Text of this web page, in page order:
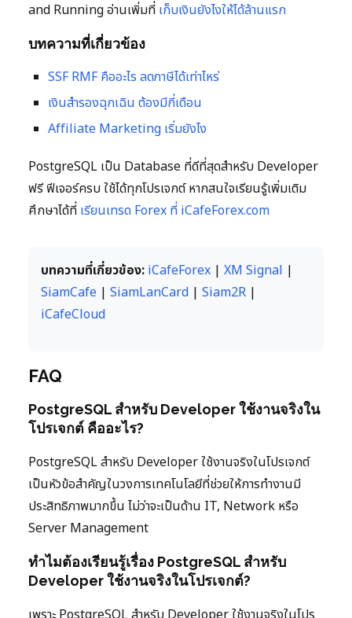
and Running อ่านเพิ่มที่ เก็บเงินยังไงให้ได้ล้านแรก
บทความที่เกี่ยวข้อง
SSF RMF คืออะไร ลดภาษีได้เท่าไหร่
เงินสำรองฉุกเฉิน ต้องมีกี่เดือน
Affiliate Marketing เริ่มยังไง
PostgreSQL เป็น Database ที่ดีที่สุดสำหรับ Developer
ฟรี ฟีเจอร์ครบ ใช้ได้ทุกโปรเจกต์ หากสนใจเรียนรู้เพิ่มเติม
ศึกษาได้ที่ เรียนเทรด Forex ที่ iCafeForex.com
บทความที่เกี่ยวข้อง: iCafeForex | XM Signal |
SiamCafe | SiamLanCard | Siam2R |
iCafeCloud
FAQ
PostgreSQL สำหรับ Developer ใช้งานจริงใน
โปรเจกต์ คืออะไร?
PostgreSQL สำหรับ Developer ใช้งานจริงในโปรเจกต์
เป็นหัวข้อสำคัญในวงการเทคโนโลยีที่ช่วยให้การทำงานมี
ประสิทธิภาพมากขึ้น ไม่ว่าจะเป็นด้าน IT, Network หรือ
Server Management
ทำไมต้องเรียนรู้เรื่อง PostgreSQL สำหรับ
Developer ใช้งานจริงในโปรเจกต์?